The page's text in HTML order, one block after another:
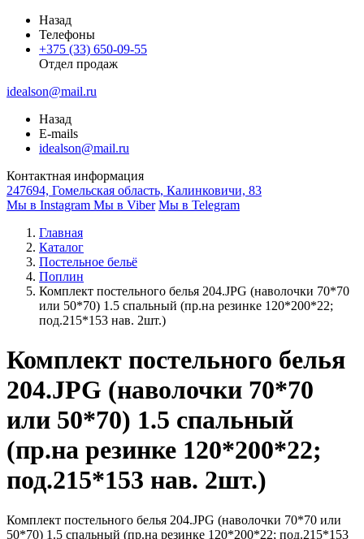
Назад
Телефоны
+375 (33) 650-09-55
Отдел продаж
idealson@mail.ru
Назад
E-mails
idealson@mail.ru
Контактная информация
247694, Гомельская область, Калинковичи, 83
Мы в Instagram Мы в Viber Мы в Telegram
Главная
Каталог
Постельное бельё
Поплин
Комплект постельного белья 204.JPG (наволочки 70*70
или 50*70) 1.5 спальный (пр.на резинке 120*200*22;
под.215*153 нав. 2шт.)
Комплект постельного белья
204.JPG (наволочки 70*70
или 50*70) 1.5 спальный
(пр.на резинке 120*200*22;
под.215*153 нав. 2шт.)
Комплект постельного белья 204.JPG (наволочки 70*70 или
50*70) 1.5 спальный (пр.на резинке 120*200*22; под.215*153